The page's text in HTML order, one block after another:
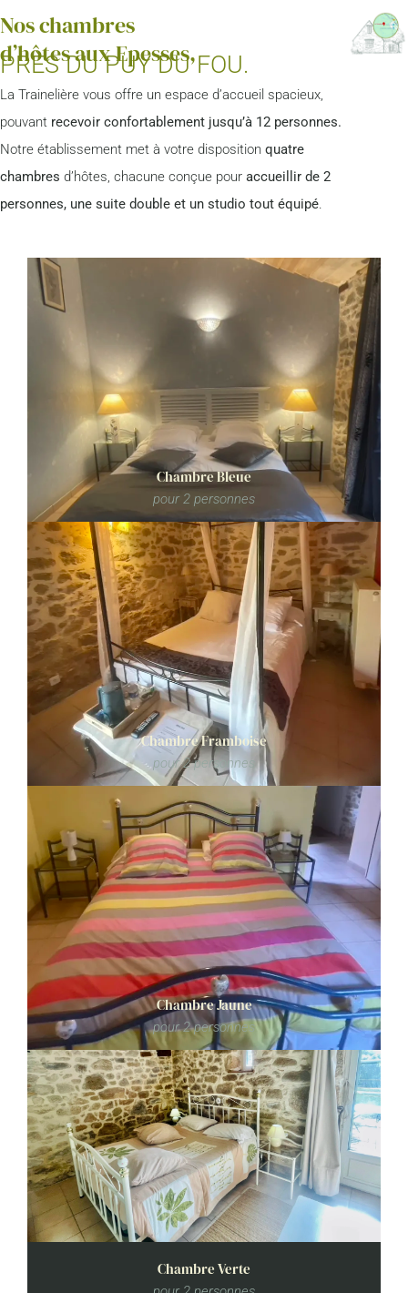
Nos chambres
d’hôtes aux Epesses,
PRÈS DU PUY DU FOU.
La Trainelière vous offre un espace d’accueil spacieux,
pouvant recevoir confortablement jusqu’à 12 personnes.
Notre établissement met à votre disposition quatre
chambres d’hôtes, chacune conçue pour accueillir de 2
personnes, une suite double et un studio tout équipé.
Chambre Bleue
pour 2 personnes
En savoir plus
Chambre Framboise
pour 2 personnes
En savoir plus
Chambre Jaune
pour 2 personnes
En savoir plus
Chambre Verte
En savoir plus